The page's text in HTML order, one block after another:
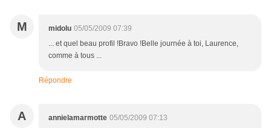
M midolu 05/05/2009 07:39
... et quel beau profil !Bravo !Belle journée à toi, Laurence,
comme à tous ...
Répondre
A annielamarmotte 05/05/2009 07:13